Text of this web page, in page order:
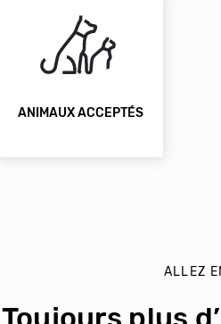
ANIMAUX ACCEPTÉS
ALLEZ